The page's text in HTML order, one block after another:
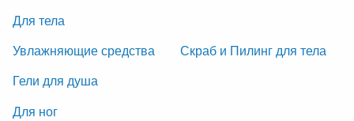
Для тела
Увлажняющие средства
Скраб и Пилинг для тела
Гели для душа
Для ног